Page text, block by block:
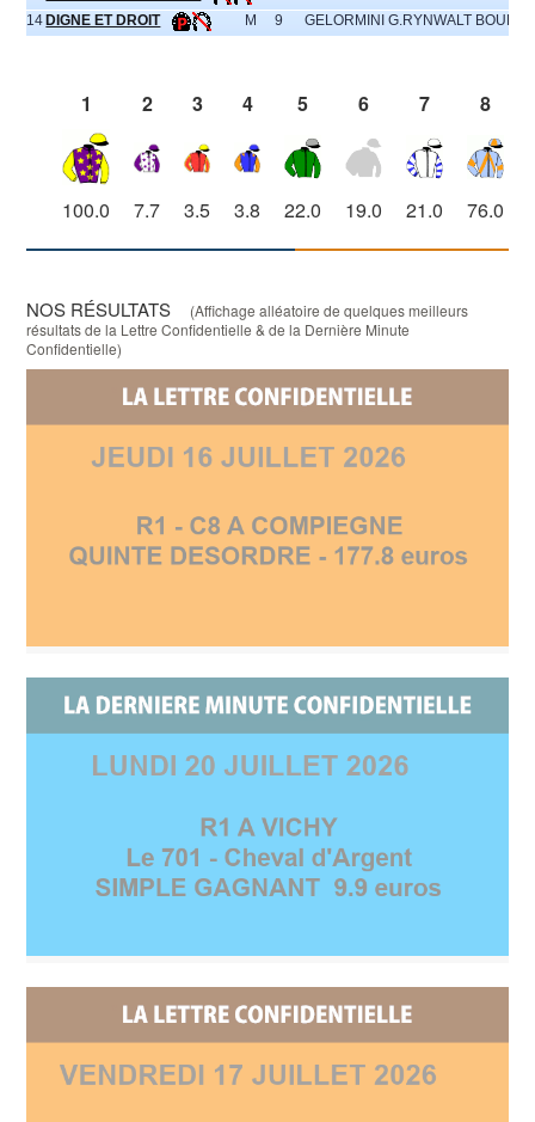
14 DIGNE ET DROIT M 9 GELORMINI G.RYNWALT
1 2 3 4 5 6 7 8
100.0 7.7 3.5 3.8 22.0 19.0 21.0 76.0
NOS RÉSULTATS
(Affichage alléatoire de quelques meilleurs
résultats de la Lettre Confidentielle & de la Dernière Minute
Confidentielle)